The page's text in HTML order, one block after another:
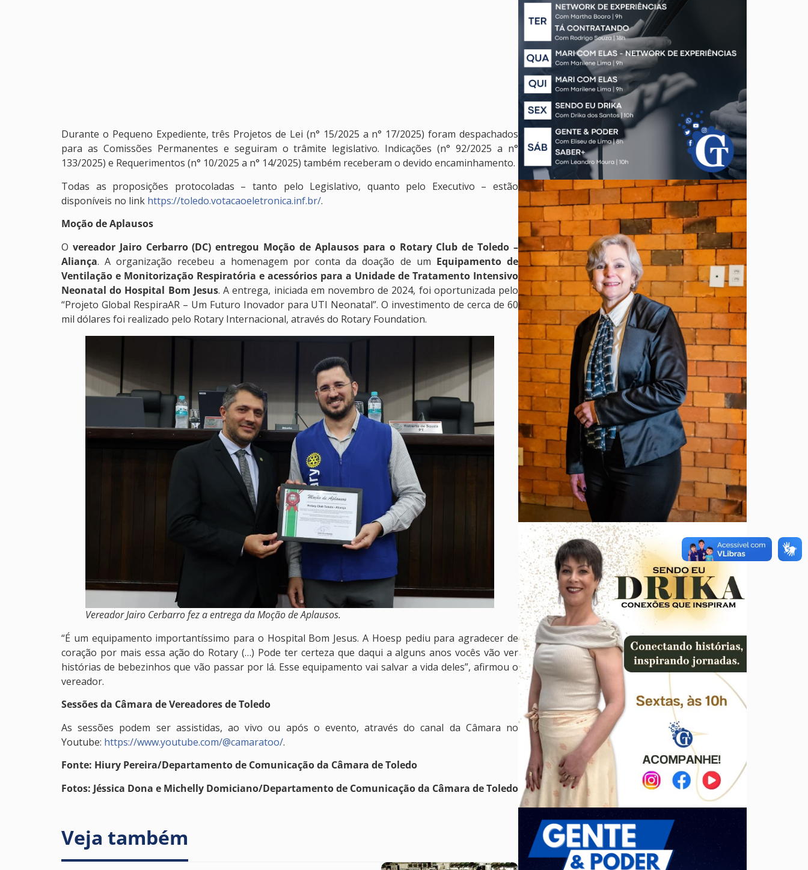
Durante o Pequeno Expediente, três Projetos de Lei (n° 15/2025 a n° 17/2025) foram despachados
para as Comissões Permanentes e seguiram o trâmite legislativo. Indicações (n° 92/2025 a n°
133/2025) e Requerimentos (n° 10/2025 a n° 14/2025) também receberam o devido encaminhamento.
Todas as proposições protocoladas – tanto pelo Legislativo, quanto pelo Executivo – estão
disponíveis no link https://toledo.votacaoeletronica.inf.br/.
Moção de Aplausos
O vereador Jairo Cerbarro (DC) entregou Moção de Aplausos para o Rotary Club de Toledo –
Aliança. A organização recebeu a homenagem por conta da doação de um Equipamento de
Ventilação e Monitorização Respiratória e acessórios para a Unidade de Tratamento Intensivo
Neonatal do Hospital Bom Jesus. A entrega, iniciada em novembro de 2024, foi oportunizada pelo
“Projeto Global RespiraAR – Um Futuro Inovador para UTI Neonatal”. O investimento de cerca de 60
mil dólares foi realizado pelo Rotary Internacional, através do Rotary Foundation.
Vereador Jairo Cerbarro fez a entrega da Moção de Aplausos.
“É um equipamento importantíssimo para o Hospital Bom Jesus. A Hoesp pediu para agradecer de
coração por mais essa ação do Rotary (…) Pode ter certeza que daqui a alguns anos vocês vão ver
histórias de bebezinhos que vão passar por lá. Esse equipamento vai salvar a vida deles”, afirmou o
vereador.
Sessões da Câmara de Vereadores de Toledo
As sessões podem ser assistidas, ao vivo ou após o evento, através do canal da Câmara no
Youtube: https://www.youtube.com/@camaratoo/.
Fonte: Hiury Pereira/Departamento de Comunicação da Câmara de Toledo
Fotos: Jéssica Dona e Michelly Domiciano/Departamento de Comunicação da Câmara de Toledo
Veja também